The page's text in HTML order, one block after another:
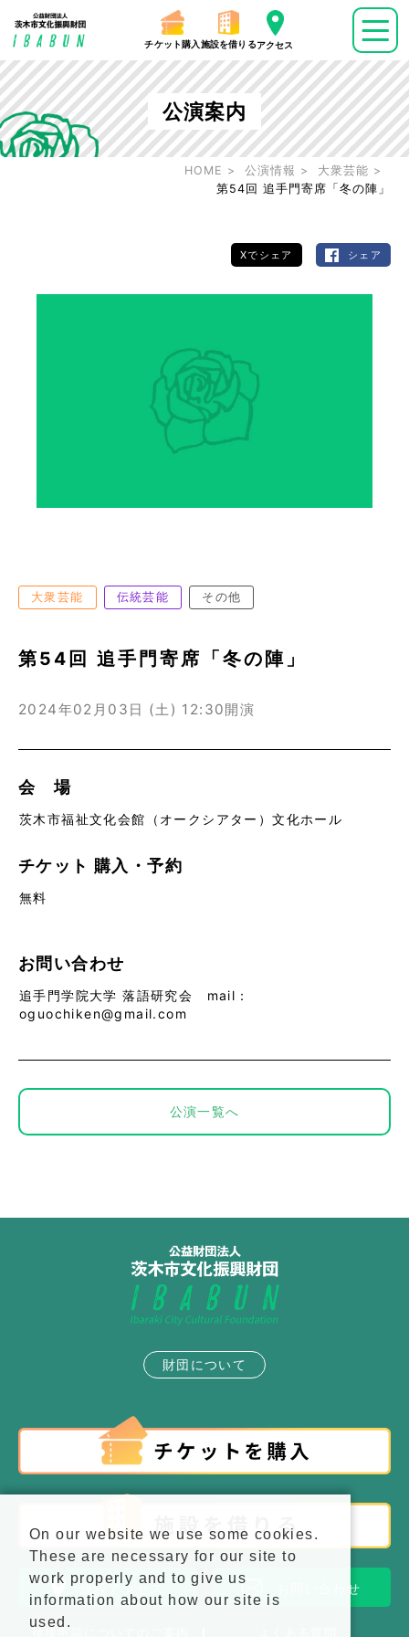
チケット購入 施設を借りるアクセス
公演案内
HOME 公演情報
大衆芸能
第54回 追手門寄席「冬の陣」
Xでシェア シェア
大衆芸能 伝統芸能 その他
第54回 追手門寄席「冬の陣」
2024年02月03日 (土) 12:30開演
会 場
茨木市福祉文化会館（オークシアター）文化ホール
チケット 購入・予約
無料
お問い合わせ
追手門学院大学 落語研究会 mail：
oguochiken@gmail.com
公演一覧へ
財団について
施設アクセス お問い合わせ
On our website we use some cookies.
These are necessary for our site to
work properly and to give us
information about how our site is
used.